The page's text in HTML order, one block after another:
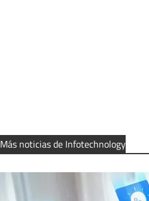
Más noticias de Infotechnology